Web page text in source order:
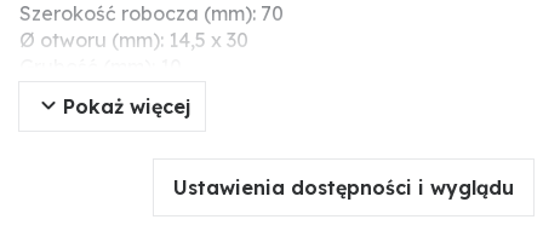
Szerokość robocza (mm): 70
Ø otworu (mm): 14,5 x 30
Wymiary montażowe (mm): 40
Szerokość (mm): 100
Pokaż więcej
Ustawienia dostępności i wyglądu